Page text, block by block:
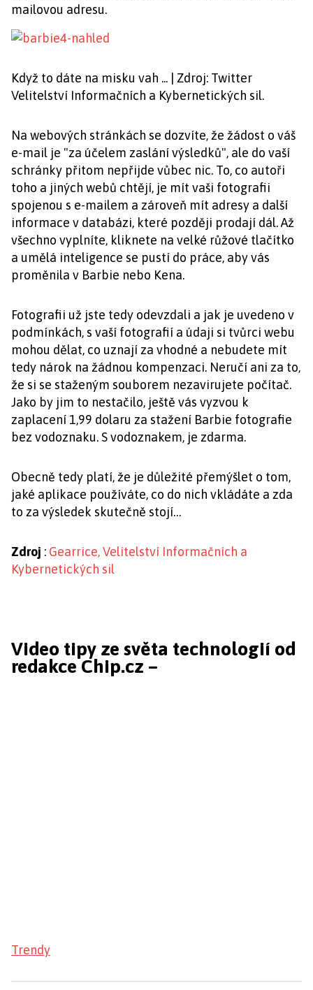
mailovou adresu.
Když to dáte na misku vah ... | Zdroj: Twitter
Velitelství Informačních a Kybernetických sil.
Na webových stránkách se dozvíte, že žádost o váš
e-mail je "za účelem zaslání výsledků", ale do vaší
schránky přitom nepřijde vůbec nic. To, co autoři
toho a jiných webů chtějí, je mít vaši fotografii
spojenou s e-mailem a zároveň mít adresy a další
informace v databázi, které později prodají dál. Až
všechno vyplníte, kliknete na velké růžové tlačítko
a umělá inteligence se pustí do práce, aby vás
proměnila v Barbie nebo Kena.
Fotografii už jste tedy odevzdali a jak je uvedeno v
podmínkách, s vaší fotografií a údaji si tvůrci webu
mohou dělat, co uznají za vhodné a nebudete mít
tedy nárok na žádnou kompenzaci. Neručí ani za to,
že si se staženým souborem nezavirujete počítač.
Jako by jim to nestačilo, ještě vás vyzvou k
zaplacení 1,99 dolaru za stažení Barbie fotografie
bez vodoznaku. S vodoznakem, je zdarma.
Obecně tedy platí, že je důležité přemýšlet o tom,
jaké aplikace používáte, co do nich vkládáte a zda
to za výsledek skutečně stojí…
Zdroj : Gearrice, Velitelství Informačních a
Kybernetických sil
Video tipy ze světa technologií od
redakce Chip.cz –
Trendy